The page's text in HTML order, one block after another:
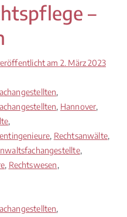
–
am 2. März 2023
,
, Hannover,
,
, Rechtsanwälte,
,
, Rechtswesen,
,